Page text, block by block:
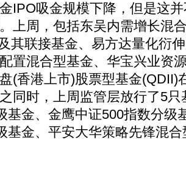
吸金规模下降，但是这并
上周，包括东吴内需增长混
其联接基金、易方达量化衍
置混合型基金、华宝兴业资
(香港上市)股票型基金(QDII)
同时，上周监管层放行了5
基金、金鹰中证500指数分级
基金、平安大华策略先锋混